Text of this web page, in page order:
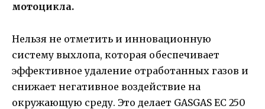
мотоцикла.
Нельзя не отметить и инновационную
систему выхлопа, которая обеспечивает
эффективное удаление отработанных газов и
снижает негативное воздействие на
окружающую среду. Это делает GASGAS EC 250